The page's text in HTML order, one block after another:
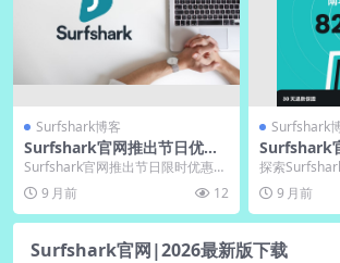
Surfshark博客
Surfshark官网推出节日优惠
｜下载版限时折扣
Surfshark官网推出节日限时优惠，
针对下载版产品提供大幅折扣，覆
盖多种订阅...
9 月前 12
Surfshark
Surfshark
额外3个月
探索
取额外3个月
超值15...
9 月前
Surfshark官网|2026最新版下载